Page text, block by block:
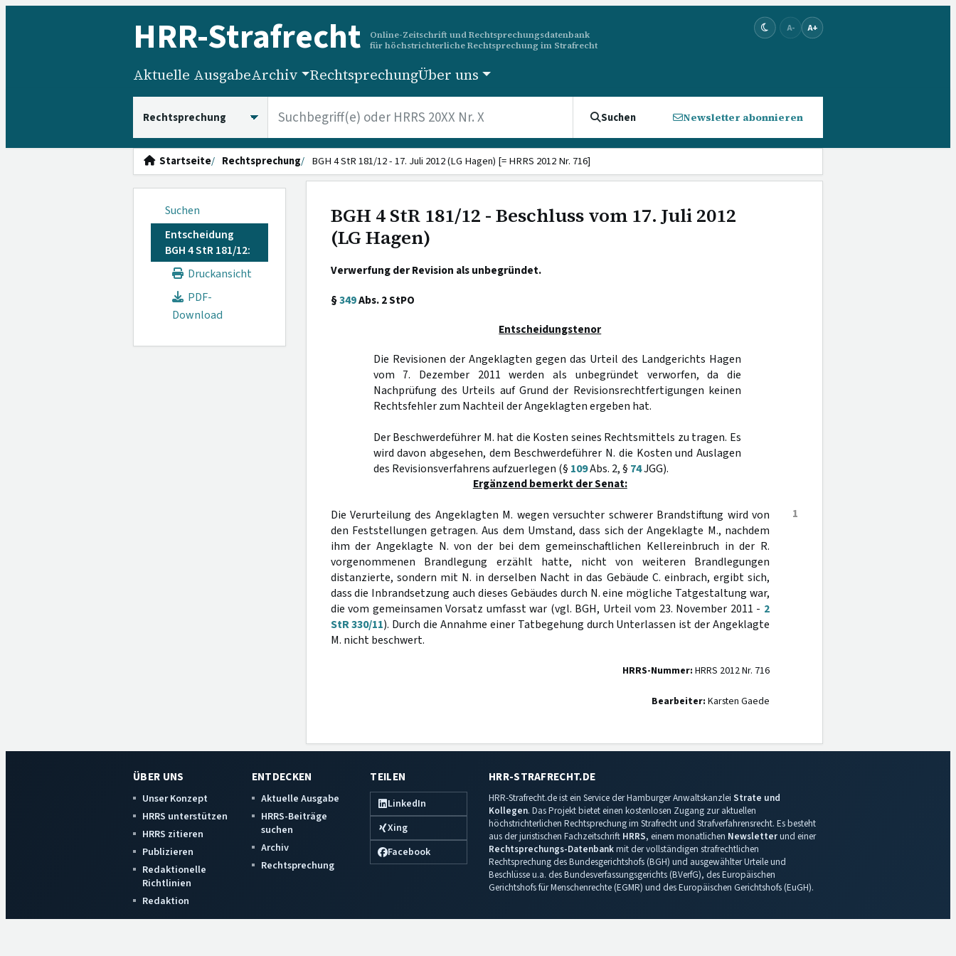
HRR-Strafrecht
Online-Zeitschrift und Rechtsprechungsdatenbank
für höchstrichterliche Rechtsprechung im Strafrecht
A- A+
Aktuelle AusgabeArchiv RechtsprechungÜber uns
Suchen Newsletter abonnieren
Startseite Rechtsprechung BGH 4 StR 181/12 - 17. Juli 2012 (LG Hagen) [= HRRS 2012 Nr. 716]
Suchen
Entscheidung
BGH 4 StR 181/12:
Druckansicht
PDF-
Download
BGH 4 StR 181/12 - Beschluss vom 17. Juli 2012
(LG Hagen)
Verwerfung der Revision als unbegründet.
§349Abs. 2 StPO
Entscheidungstenor
Die Revisionen der Angeklagten gegen das Urteil des Landgerichts Hagen
vom 7. Dezember 2011 werden als unbegründet verworfen, da die
Nachprüfung des Urteils auf Grund der Revisionsrechtfertigungen keinen
Rechtsfehler zum Nachteil der Angeklagten ergeben hat.
Der Beschwerdeführer M. hat die Kosten seines Rechtsmittels zu tragen. Es
wird davon abgesehen, dem Beschwerdeführer N. die Kosten und Auslagen
des Revisionsverfahrens aufzuerlegen (§ 109Abs. 2, § 74JGG).
Ergänzend bemerkt der Senat:
1
Die Verurteilung des Angeklagten M. wegen versuchter schwerer Brandstiftung wird von
den Feststellungen getragen. Aus dem Umstand, dass sich der Angeklagte M., nachdem
ihm der Angeklagte N. von der bei dem gemeinschaftlichen Kellereinbruch in der R.
vorgenommenen Brandlegung erzählt hatte, nicht von weiteren Brandlegungen
distanzierte, sondern mit N. in derselben Nacht in das Gebäude C. einbrach, ergibt sich,
dass die Inbrandsetzung auch dieses Gebäudes durch N. eine mögliche Tatgestaltung war,
die vom gemeinsamen Vorsatz umfasst war (vgl. BGH, Urteil vom 23. November 2011 - 2
StR 330/11). Durch die Annahme einer Tatbegehung durch Unterlassen ist der Angeklagte
M. nicht beschwert.
HRRS-Nummer: HRRS 2012 Nr. 716
Bearbeiter: Karsten Gaede
ÜBER UNS
Unser Konzept
HRRS unterstützen
HRRS zitieren
Publizieren
Redaktionelle
Richtlinien
Redaktion
ENTDECKEN
Aktuelle Ausgabe
HRRS-Beiträge
suchen
Archiv
Rechtsprechung
TEILEN
LinkedIn
Xing
Facebook
HRR-STRAFRECHT.DE
HRR-Strafrecht.de ist ein Service der Hamburger Anwaltskanzlei Strate und
Kollegen. Das Projekt bietet einen kostenlosen Zugang zur aktuellen
höchstrichterlichen Rechtsprechung im Strafrecht und Strafverfahrensrecht. Es besteht
aus der juristischen Fachzeitschrift HRRS, einem monatlichen Newsletterund einer
Rechtsprechungs-Datenbankmit der vollständigen strafrechtlichen
Rechtsprechung des Bundesgerichtshofs (BGH) und ausgewählter Urteile und
Beschlüsse u.a. des Bundesverfassungsgerichts (BVerfG), des Europäischen
Gerichtshofs für Menschenrechte (EGMR) und des Europäischen Gerichtshofs (EuGH).